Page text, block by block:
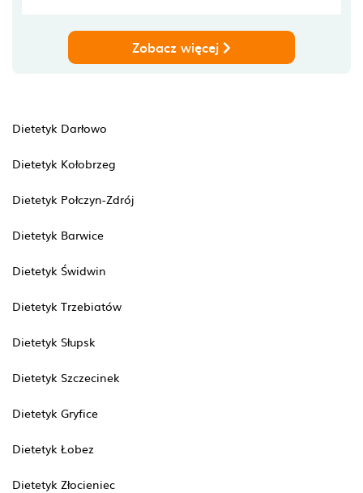
Zobacz więcej
Dietetyk Darłowo
Dietetyk Kołobrzeg
Dietetyk Połczyn-Zdrój
Dietetyk Barwice
Dietetyk Świdwin
Dietetyk Trzebiatów
Dietetyk Słupsk
Dietetyk Szczecinek
Dietetyk Gryfice
Dietetyk Łobez
Dietetyk Złocieniec